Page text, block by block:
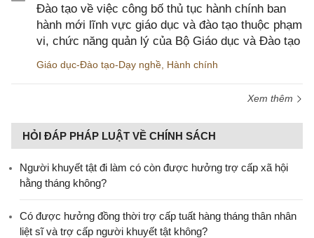
Đào tạo về việc công bố thủ tục hành chính ban
hành mới lĩnh vực giáo dục và đào tạo thuộc phạm
vi, chức năng quản lý của Bộ Giáo dục và Đào tạo
Giáo dục-Đào tạo-Dạy nghề Hành chính
Xem thêm
HỎI ĐÁP PHÁP LUẬT VỀ CHÍNH SÁCH
Người khuyết tật đi làm có còn được hưởng trợ cấp xã hội
hằng tháng không?
​Có được hưởng đồng thời trợ cấp tuất hàng tháng thân nhân
liệt sĩ và trợ cấp người khuyết tật không?